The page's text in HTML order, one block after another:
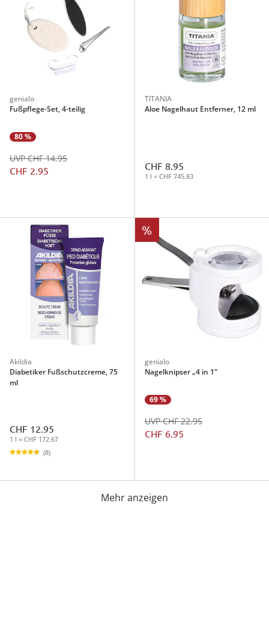
genialo
Fußpflege-Set, 4-teilig
80 %
CHF 2.95
UVP CHF 14.95
TITANIA
Aloe Nagelhaut Entferner, 12 ml
CHF 8.95
1 l = CHF 745.83
Akildia
Diabetiker Fußschutzcreme, 75
ml
CHF 12.95
1 l = CHF 172.67
(8)
%
genialo
Nagelknipser „4 in 1“
69 %
CHF 6.95
UVP CHF 22.95
Mehr anzeigen